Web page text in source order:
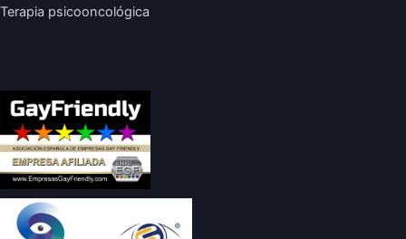
Terapia psicooncológica